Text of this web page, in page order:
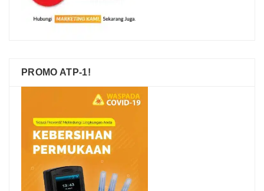
PROMO ATP-1!